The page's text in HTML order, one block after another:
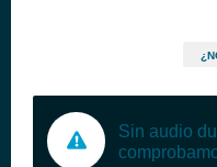
Sin audio